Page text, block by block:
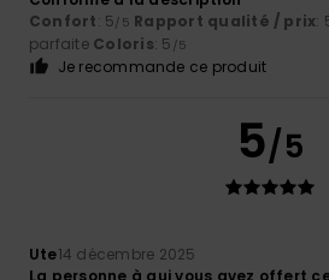
Confort: 5/5 Rapport qualité / prix:
parfaite Coloris: 5 /5
Je recommande ce produit
5/5
Ute14 décembre 2025